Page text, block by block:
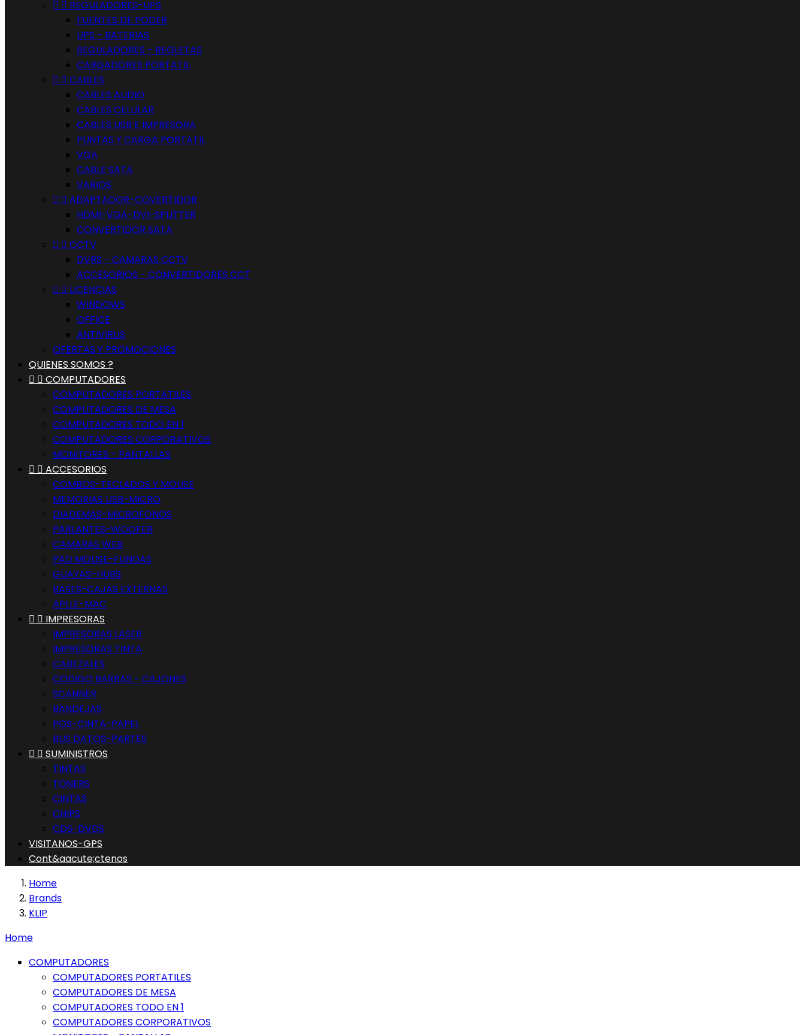
  REGULADORES-UPS
FUENTES DE PODER
UPS - BATERIAS
REGULADORES - REGLETAS
CARGADORES PORTATIL
  CABLES
CABLES AUDIO
CABLES CELULAR
CABLES USB E IMPRESORA
PUNTAS Y CARGA PORTATIL
VGA
CABLE SATA
VARIOS
  ADAPTADOR-COVERTIDOR
HDMI-VGA-DVI-SPLITTER
CONVERTIDOR SATA
  CCTV
DVRS - CAMARAS CCTV
ACCESORIOS - CONVERTIDORES CCT
  LICENCIAS
WINDOWS
OFFICE
ANTIVIRUS
OFERTAS Y PROMOCIONES
QUIENES SOMOS ?
  COMPUTADORES
COMPUTADORES PORTATILES
COMPUTADORES DE MESA
COMPUTADORES TODO EN 1
COMPUTADORES CORPORATIVOS
MONITORES - PANTALLAS
  ACCESORIOS
COMBOS-TECLADOS Y MOUSE
MEMORIAS USB-MICRO
DIADEMAS-MICROFONOS
PARLANTES-WOOFER
CAMARAS WEB
PAD MOUSE-FUNDAS
GUAYAS-HUBS
BASES-CAJAS EXTERNAS
APLLE-MAC
  IMPRESORAS
IMPRESORAS LASER
IMPRESORAS TINTA
CABEZALES
CODIGO BARRAS - CAJONES
SCANNER
BANDEJAS
POS-CINTA-PAPEL
BUS DATOS-PARTES
  SUMINISTROS
TINTAS
TONERS
CINTAS
CHIPS
CDS-DVDS
VISITANOS-GPS
Cont&aacute;ctenos
Home
Brands
KLIP
Home
COMPUTADORES
COMPUTADORES PORTATILES
COMPUTADORES DE MESA
COMPUTADORES TODO EN 1
COMPUTADORES CORPORATIVOS